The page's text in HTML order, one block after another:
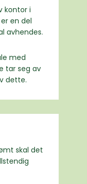
kontor i
en del
avhendes.
med
tar seg av
dette.
skal det